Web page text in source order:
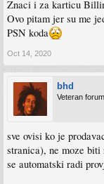
Znaci i za karticu
Ovo pitam jer su me
PSN koda
Oct 14, 2020
bhd
Veteran
sve ovisi ko je
stranica), ne moze
se automatski radi